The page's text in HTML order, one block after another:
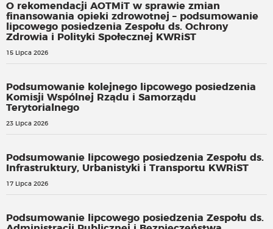
O rekomendacji AOTMiT w sprawie zmian
finansowania opieki zdrowotnej – podsumowanie
lipcowego posiedzenia Zespołu ds. Ochrony
Zdrowia i Polityki Społecznej KWRiST
15 Lipca 2026
Podsumowanie kolejnego lipcowego posiedzenia
Komisji Wspólnej Rządu i Samorządu
Terytorialnego
23 Lipca 2026
Podsumowanie lipcowego posiedzenia Zespołu ds.
Infrastruktury, Urbanistyki i Transportu KWRiST
17 Lipca 2026
Podsumowanie lipcowego posiedzenia Zespołu ds.